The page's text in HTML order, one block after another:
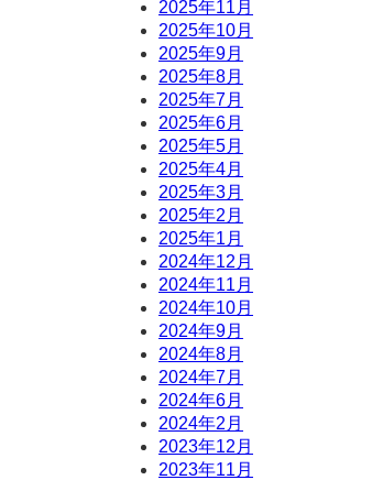
2025年11月
2025年10月
2025年9月
2025年8月
2025年7月
2025年6月
2025年5月
2025年4月
2025年3月
2025年2月
2025年1月
2024年12月
2024年11月
2024年10月
2024年9月
2024年8月
2024年7月
2024年6月
2024年2月
2023年12月
2023年11月